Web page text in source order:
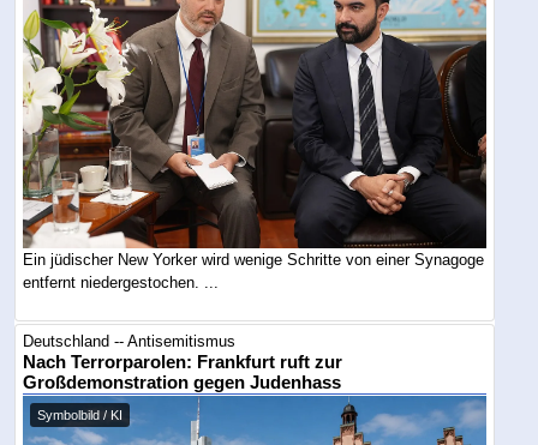
Ein jüdischer New Yorker wird wenige Schritte von einer Synagoge
entfernt niedergestochen. ...
Deutschland -- Antisemitismus
Nach Terrorparolen: Frankfurt ruft zur
Großdemonstration gegen Judenhass
Symbolbild / KI